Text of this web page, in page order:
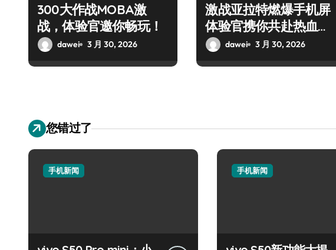
300大作战MOBA激
战，体验官邀你畅玩！
dawei 3 月 30, 2026
激战亚拉特燃爆手机屏
体验官携你共赴热血枪
战盛宴
dawei 3 月 30, 2026
您错过了
手机新闻 手机新闻